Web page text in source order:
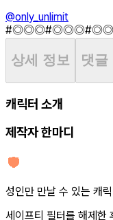
@only_unlimit
#◎◎◎#◎◎◎
상세 정보 댓글
캐릭터 소개
제작자 한마디
성인만 만날 수 있는 캐
세이프티 필터를 해제한